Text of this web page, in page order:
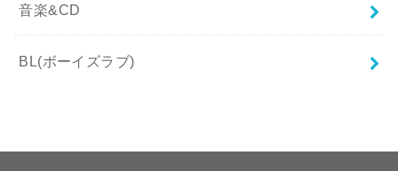
音楽&CD
BL(ボーイズラブ)